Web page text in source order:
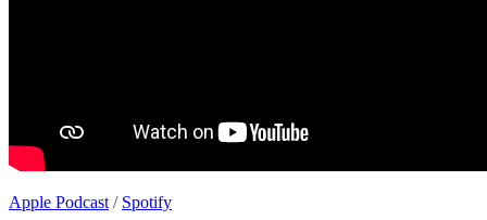
Apple Podcast / Spotify